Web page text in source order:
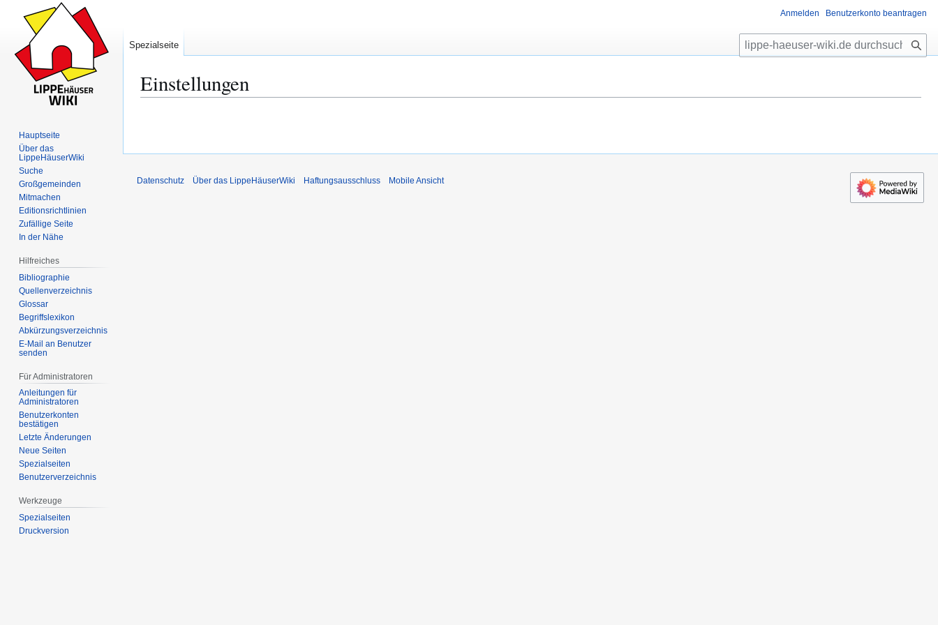
Einstellungen
Anmelden Benutzerkonto beantragen
Spezialseite
S
u
e
Hauptseite
Über das
LippeHäuserWiki
Suche
Großgemeinden
Mitmachen
Editionsrichtlinien
Zufällige Seite
In der Nähe
Hilfreiches
Bibliographie
Quellenverzeichnis
Glossar
Begriffslexikon
Abkürzungsverzeichnis
E-Mail an Benutzer
senden
Für Administratoren
Anleitungen für
Administratoren
Benutzerkonten
bestätigen
Letzte Änderungen
Neue Seiten
Spezialseiten
Benutzerverzeichnis
Werkzeuge
Spezialseiten
Druckversion
Datenschutz Über das LippeHäuserWiki Haftungsausschluss Mobile Ansicht